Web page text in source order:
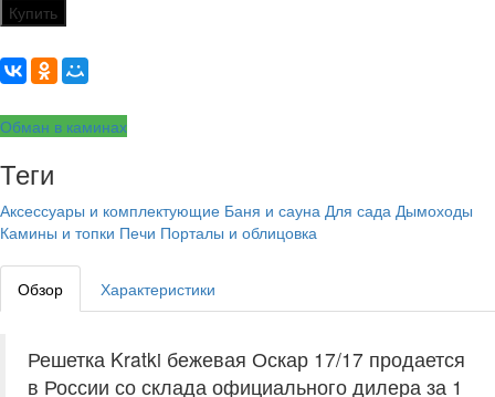
Купить
Обман в каминах
Теги
Аксессуары и комплектующие Баня и сауна Для сада Дымоходы
Камины и топки Печи Порталы и облицовка
Обзор Характеристики
Решетка Kratki бежевая Оскар 17/17 продается
в России со склада официального дилера за 1